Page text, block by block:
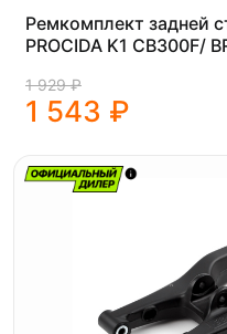
Ремкомплект задней
PROCIDA K1 CB300F/
1 929 ₽
1 543 ₽